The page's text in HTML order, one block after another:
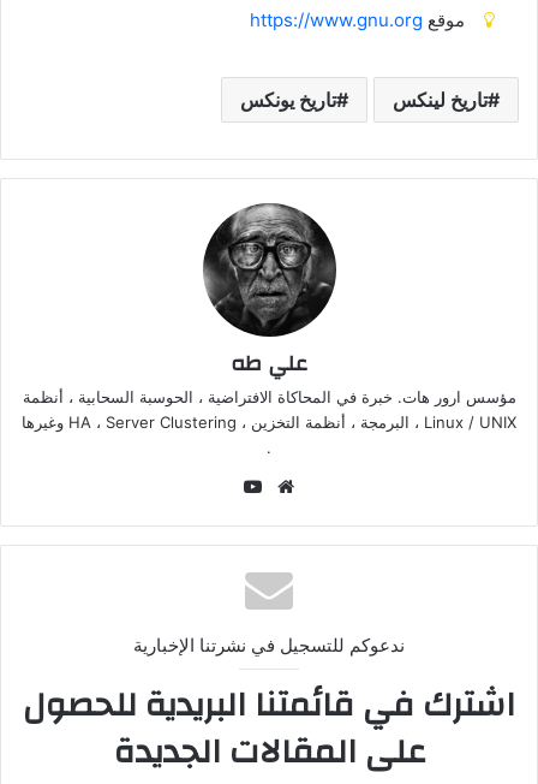
موقع https://www.gnu.org
تاريخ لينكس تاريخ يونكس
علي طه
مؤسس ارور هات. خبرة في المحاكاة الافتراضية ، الحوسبة السحابية ، أنظمة
Linux / UNIX ، البرمجة ، أنظمة التخزين ، HA ، Server Clustering وغيرها
.
موقع
ندعوكم للتسجيل في نشرتنا الإخبارية
اشترك في قائمتنا البريدية للحصول
على المقالات الجديدة